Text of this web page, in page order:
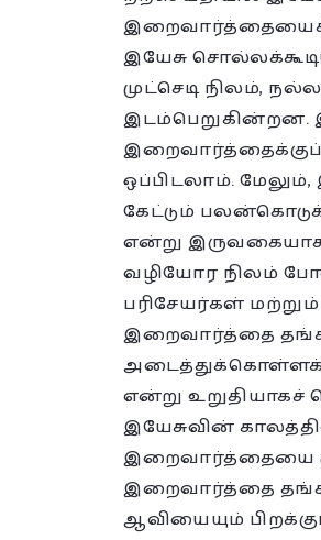
இறைவார்த்தையைக்
இயேசு
முட்செடி நிலம்,
இடம்பெறுகின்றன.
ஒப்பிடலாம்.
கேட்டும்
என்று
வழியோர நிலம்
பரிசேயர்கள்
இறைவார்த்தை
என்று
இயேசுவின்
இறைவார்த்தையை
இறைவார்த்தை
ஆவியையும்